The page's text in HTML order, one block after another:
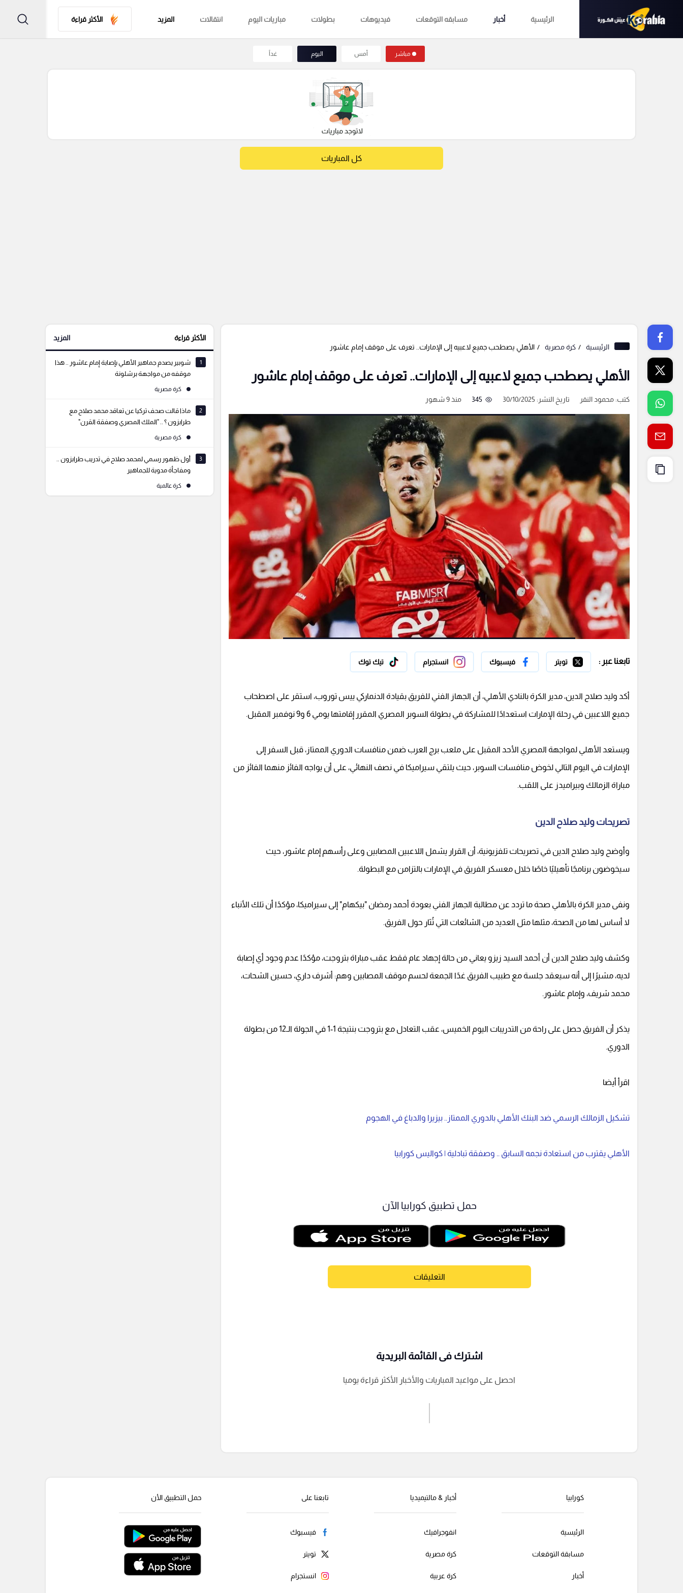
الرئيسية أخبار مسابقه التوقعات فيديوهات بطولات مباريات اليوم انتقالات المزيد الأكثر قراءة
مباشر أمس اليوم غداً
كل المباريات
الرئيسية كرة مصرية الأهلي يصطحب جميع لاعبيه إلى الإمارات.. تعرف على موقف إمام عاشور
الأهلي يصطحب جميع لاعبيه إلى الإمارات.. تعرف على موقف إمام عاشور
كتب:محمود النقر تاريخ النشر: 30/10/2025 345 منذ 9 شهور
تابعنا عبر : تويتر فيسبوك انستجرام تيك توك
أكد وليد صلاح الدين، مدير الكرة بالنادي الأهلي، أن الجهاز الفني للفريق بقيادة الدنماركي ييس توروب، استقر على اصطحاب
جميع اللاعبين في رحلة الإمارات استعدادًا للمشاركة في بطولة السوبر المصري المقرر إقامتها يومي 6 و9 نوفمبر المقبل.
ويستعد الأهلي لمواجهة المصري الأحد المقبل على ملعب برج العرب ضمن منافسات الدوري الممتاز، قبل السفر إلى
الإمارات في اليوم التالي لخوض منافسات السوبر، حيث يلتقي سيراميكا في نصف النهائي، على أن يواجه الفائز منهما الفائز من
مباراة الزمالك وبيراميدز على اللقب.
تصريحات وليد صلاح الدين
وأوضح وليد صلاح الدين في تصريحات تلفزيونية، أن القرار يشمل اللاعبين المصابين وعلى رأسهم إمام عاشور، حيث
سيخوضون برنامجًا تأهيليًا خاصًا خلال معسكر الفريق في الإمارات بالتزامن مع البطولة.
ونفى مدير الكرة بالأهلي صحة ما تردد عن مطالبة الجهاز الفني بعودة أحمد رمضان "بيكهام" إلى سيراميكا، مؤكدًا أن تلك الأنباء
لا أساس لها من الصحة، مثلها مثل العديد من الشائعات التي تُثار حول الفريق.
وكشف وليد صلاح الدين أن أحمد السيد زيزو يعاني من حالة إجهاد عام فقط عقب مباراة بتروجت، مؤكدًا عدم وجود أي إصابة
لديه، مشيرًا إلى أنه سيعقد جلسة مع طبيب الفريق غدًا الجمعة لحسم موقف المصابين وهم: أشرف داري، حسين الشحات،
محمد شريف، وإمام عاشور.
يذكر أن الفريق حصل على راحة من التدريبات اليوم الخميس، عقب التعادل مع بتروجت بنتيجة 1-1 في الجولة الـ12 من بطولة
الدوري.
اقرأ أيضا
تشكيل الزمالك الرسمي ضد البنك الأهلي بالدوري الممتاز.. بيزيرا والدباغ في الهجوم
الأهلي يقترب من استعادة نجمه السابق .. وصفقة تبادلية | كواليس كورابيا
حمل تطبيق كورابيا الآن
التعليقات
إرسال تعليق
اشترك فى القائمة البريدية
احصل على مواعيد المباريات والأخبار الأكثر قراءة يوميا
الأكثر قراءة المزيد
1
شوبير يصدم جماهير الأهلي بإصابة إمام عاشور .. هذا
موقفه من مواجهة برشلونة
كرة مصرية
2
ماذا قالت صحف تركيا عن تعاقد محمد صلاح مع
طرابزون ؟ .. "الملك المصري وصفقة القرن"
كرة مصرية
3
أول ظهور رسمي لمحمد صلاح في تدريب طرابزون ..
ومفاجأة مدوية للجماهير
كرة عالمية
كورابيا
الرئيسية
مسابقة التوقعات
أخبار
أخبار & مالتيميديا
انفوجرافيك
كرة مصرية
كرة عربية
تابعنا على
فيسبوك
تويتر
انستجرام
حمل التطبيق الأن